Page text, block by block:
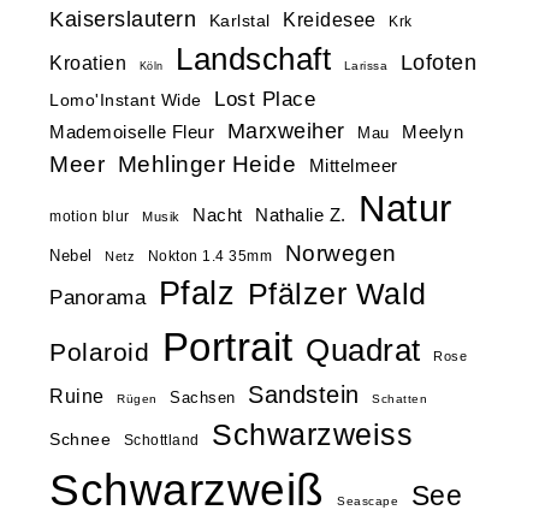
Kaiserslautern
Karlstal Kreidesee Krk
Kroatien Köln Landschaft Larissa Lofoten
Lomo'Instant Wide Lost Place
Mademoiselle Fleur Marxweiher Mau Meelyn
Meer Mehlinger Heide Mittelmeer
motion blur Musik Nacht Nathalie Z. Natur
Nebel Netz Nokton 1.4 35mm Norwegen
Panorama Pfalz Pfälzer Wald
Polaroid Portrait Quadrat Rose
Ruine Rügen Sachsen Sandstein Schatten
Schnee Schottland Schwarzweiss
Schwarzweiß Seascape See